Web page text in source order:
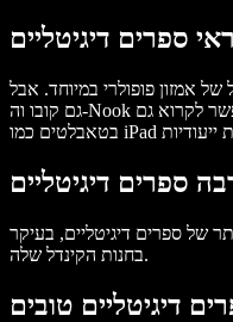
ספרים דיגיטליים
אמזון פופולרי במיוחד. אבל
גם קובו וה-Nook מציעים חוויית קריאה מעולה. אפשר לקרוא גם
של ספרים דיגיטליים, בעיקר
בחנות הקינדל שלה.